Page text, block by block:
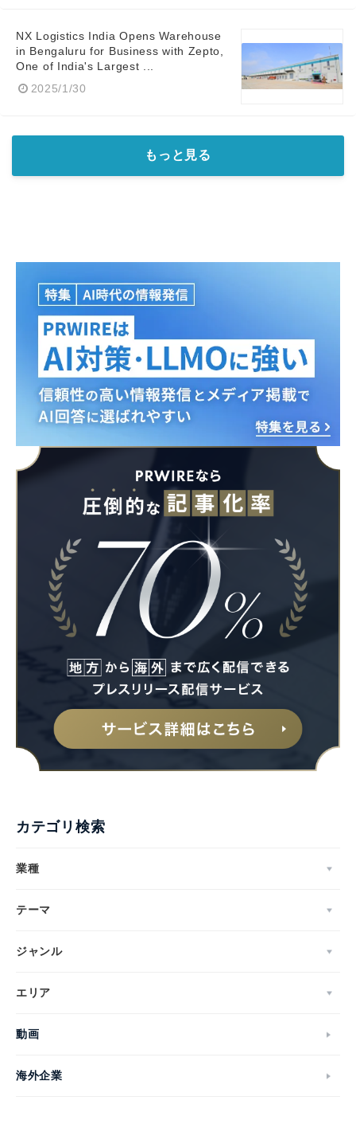
NX Logistics India Opens Warehouse
in Bengaluru for Business with Zepto,
One of India's Largest ...
2025/1/30
もっと見る
カテゴリ検索
業種
テーマ
ジャンル
エリア
動画
海外企業
English